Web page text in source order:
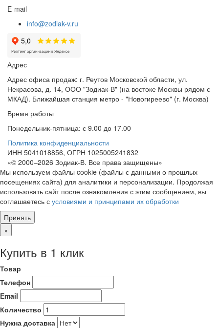
E-mail
info@zodiak-v.ru
Адрес
Адрес офиса продаж: г. Реутов Московской области, ул.
Некрасова, д. 14, ООО "Зодиак-В" (на востоке Москвы рядом с
МКАД). Ближайшая станция метро - "Новогиреево" (г. Москва)
Время работы
Понедельник-пятница: с 9.00 до 17.00
Политика конфиденциальности
ИНН 5041018856, ОГРН 1025005241832
«© 2000–2026 Зодиак-В. Все права защищены»
Мы используем файлы cookie (файлы с данными о прошлых
посещениях сайта) для аналитики и персонализации. Продолжая
использовать сайт после ознакомления с этим сообщением, вы
соглашаетесь с условиями и принципами их обработки
Принять
×
Купить в 1 клик
Товар
Телефон
Email
Количество
Нужна доставка